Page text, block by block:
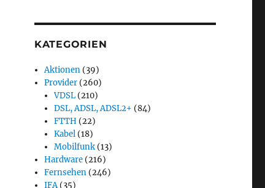
KATEGORIEN
Aktionen (39)
Provider (260)
VDSL (210)
DSL, ADSL, ADSL2+ (84)
FTTH (22)
Kabel (18)
Mobilfunk (13)
Hardware (216)
Fernsehen (246)
IFA(35)